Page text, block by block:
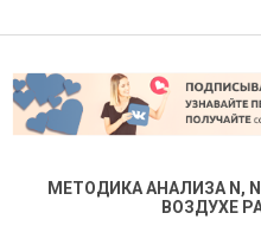
МЕТОДИКА АНАЛИЗА N , N
ВОЗДУХЕ